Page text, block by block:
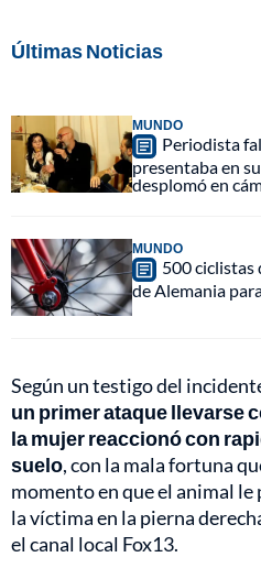
Últimas Noticias
MUNDO
Periodista
presentaba en
desplomó en
MUNDO
500 ciclistas
de Alemania
Según un testigo del
un primer ataque llevarse
la mujer reaccionó con
suelo, con la mala fortuna
momento en que el animal
la víctima en la pierna
el canal local Fox13.